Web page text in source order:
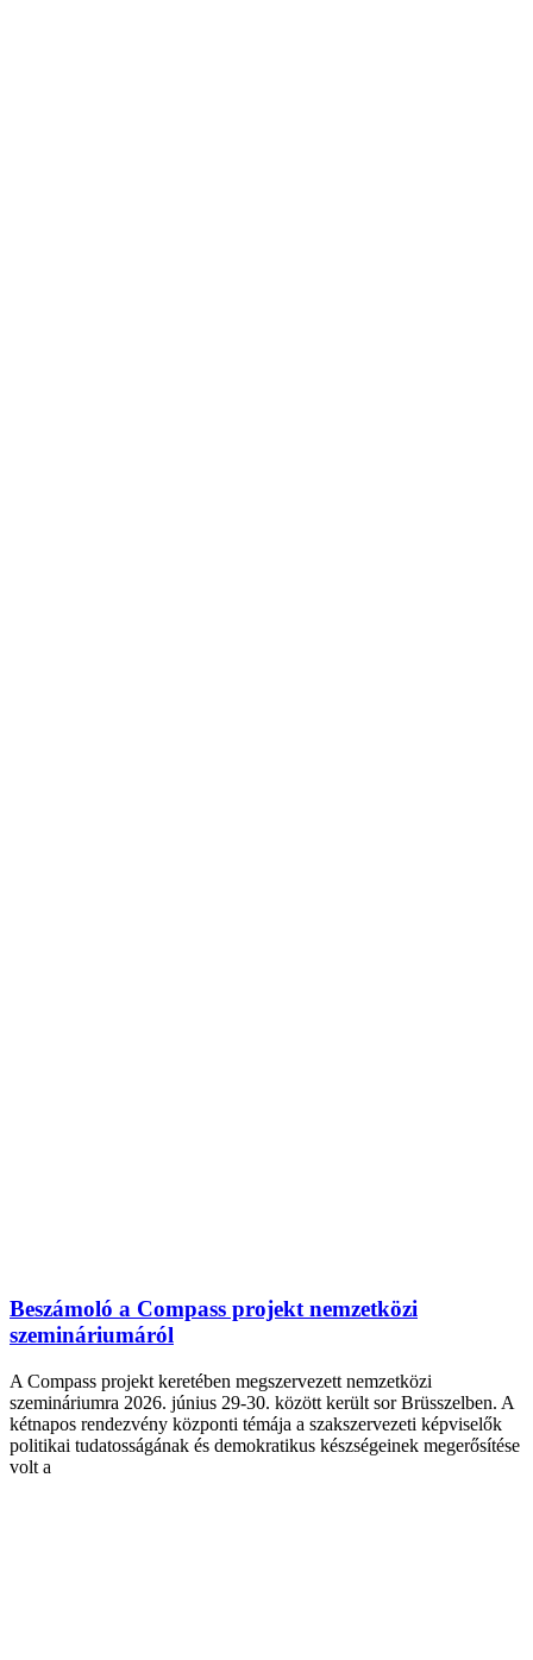
Beszámoló a Compass projekt nemzetközi
szemináriumáról
A Compass projekt keretében megszervezett nemzetközi
szemináriumra 2026. június 29-30. között került sor Brüsszelben. A
kétnapos rendezvény központi témája a szakszervezeti képviselők
politikai tudatosságának és demokratikus készségeinek megerősítése
volt a